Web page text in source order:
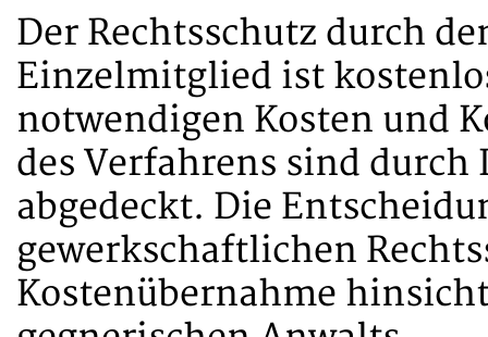
Der Rechtsschutz durch
Einzelmitglied ist
notwendigen Kosten und
des Verfahrens sind
abgedeckt. Die
gewerkschaftlichen
Kostenübernahme